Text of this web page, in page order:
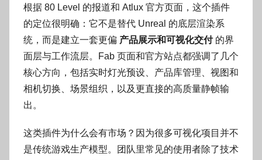
根据 80 Level 的报道和 Atlux 官方页面，这个插件
的定位很明确：它不是替代 Unreal 的底层渲染系
统，而是建立一套更偏 产品展示和可视化交付的界
面层与工作流层。Fab 页面和官方站点都强调了几个
核心方向，包括实时灯光预设、产品库管理、视图和
相机切换、场景组织，以及更直接的高质量静帧输
出。
这类插件为什么会有市场？因为很多可视化项目并不
是传统游戏生产模型。团队里常见的使用者除了技术